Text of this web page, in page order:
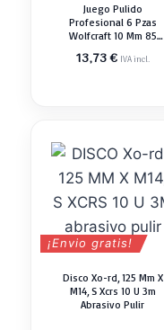
Juego Pulido
Profesional 6 Pzas
Wolfcraft 10 Mm 85
Abrasivo
13,73€ IVA incl.
¡Envio gratis!
Disco Xo-rd, 125 Mm X
M14, S Xcrs 10 U 3m
Abrasivo Pulir